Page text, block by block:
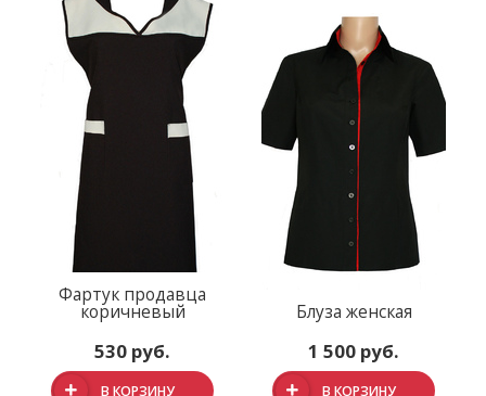
Фартук продавца
коричневый
530 руб.
В КОРЗИНУ
Блуза женская
1 500 руб.
В КОРЗИНУ